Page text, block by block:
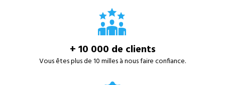
+ 10 000 de clients
Vous êtes plus de 10 milles à nous faire confiance.